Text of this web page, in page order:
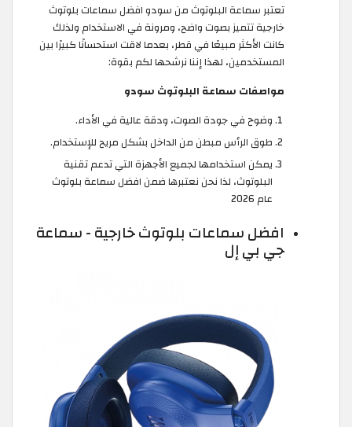
تعتبر سماعة البلوتوث من سودو افضل سماعات بلوتوث
خارجية تتميز بصوت واضح، ومرونة في الاستخدام ولذلك
كانت الأكثر مبيعًا في قطر، بعدما لاقت استحسانًا كبيرًا بين
المستخدمين، لهذا إننا نرشحها لكم بقوة:
مواصفات سماعة البلوتوث سودو
وضوح في جودة الصوت، ودقة عالية في الأداء.
طوق الرأس مبطن من الداخل بشكل مريح للإستخدام.
يمكن استخدامها لجميع الأجهزة التي تدعم تقنية
البلوتوث، لذا نحن نعتبرها ضمن افضل سماعة بلوتوث
عام 2026
افضل سماعات بلوتوث خارجية - سماعة
جي بي إل